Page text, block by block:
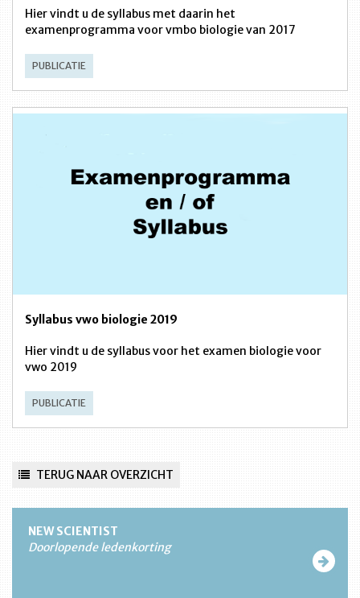
Hier vindt u de syllabus met daarin het
examenprogramma voor vmbo biologie van 2017
PUBLICATIE
Syllabus vwo biologie 2019
Hier vindt u de syllabus voor het examen biologie voor
vwo 2019
PUBLICATIE
TERUG NAAR OVERZICHT
NEW SCIENTIST
Doorlopende ledenkorting